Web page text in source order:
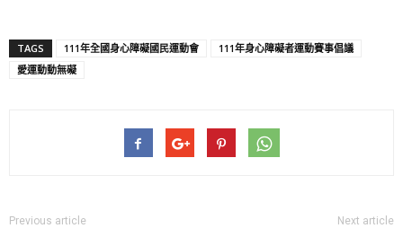
TAGS 111年全國身心障礙國民運動會
111年身心障礙者運動賽事倡議
愛運動動無礙
Previous article Next article